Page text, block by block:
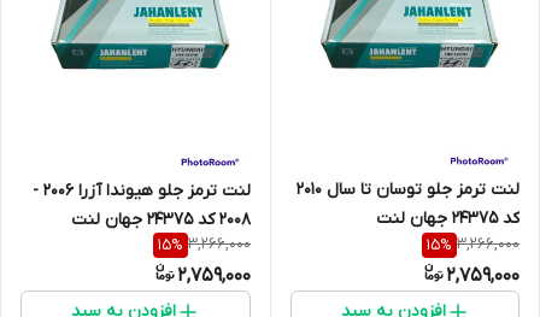
لنت ترمز جلو توسان تا سال 2010
کد 24375 جهان لنت
3,266,000
15%
2,759,000
افزودن به سبد
لنت ترمز جلو هیوندا آزرا 2006 -
2008 کد 24375 جهان لنت
3,266,000
15%
2,759,000
افزودن به سبد